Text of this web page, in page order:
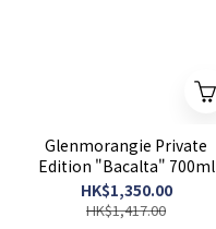
Glenmorangie Private
Edition "Bacalta" 700ml
HK$1,350.00
HK$1,417.00